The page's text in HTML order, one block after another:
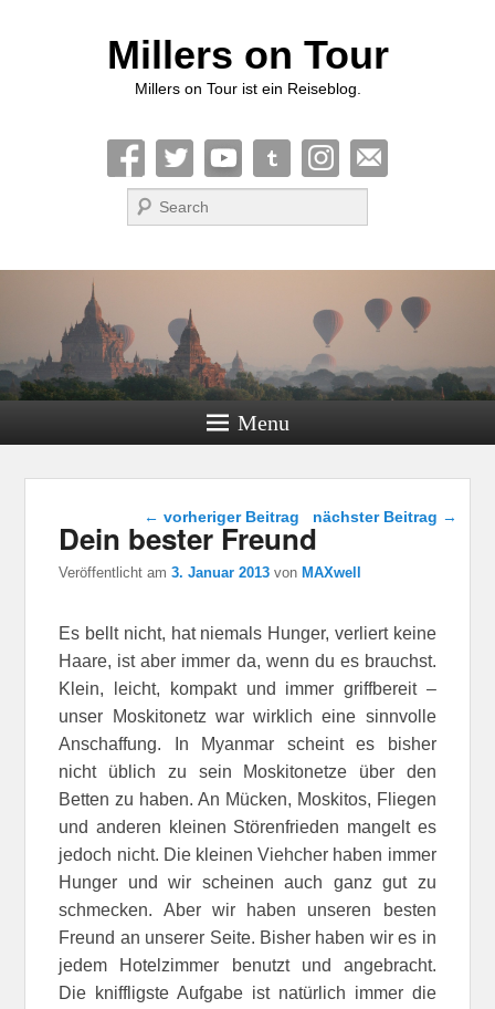
Millers on Tour
Millers on Tour ist ein Reiseblog.
Suche
Menu
Beitragsnavigation
← vorheriger Beitrag nächster Beitrag →
Dein bester Freund
Veröffentlicht am3. Januar 2013 vonMAXwell
Es bellt nicht, hat niemals Hunger, verliert keine
Haare, ist aber immer da, wenn du es brauchst.
Klein, leicht, kompakt und immer griffbereit –
unser Moskitonetz war wirklich eine sinnvolle
Anschaffung. In Myanmar scheint es bisher
nicht üblich zu sein Moskitonetze über den
Betten zu haben. An Mücken, Moskitos, Fliegen
und anderen kleinen Störenfrieden mangelt es
jedoch nicht. Die kleinen Viehcher haben immer
Hunger und wir scheinen auch ganz gut zu
schmecken. Aber wir haben unseren besten
Freund an unserer Seite. Bisher haben wir es in
jedem Hotelzimmer benutzt und angebracht.
Die kniffligste Aufgabe ist natürlich immer die